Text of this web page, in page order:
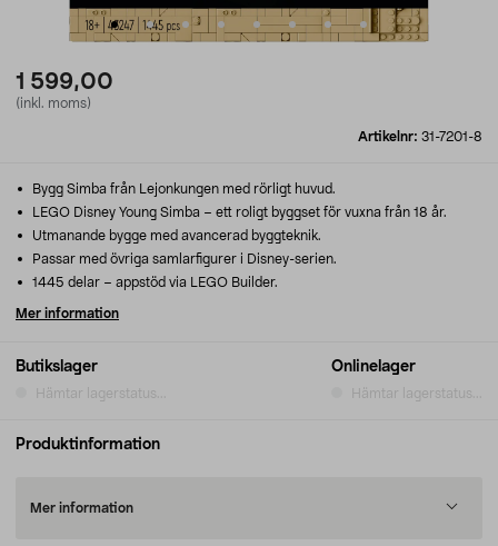
1 599,00
(inkl. moms)
Artikelnr: 31-7201-8
Butikslager
Hämtar lagerstatus...
Onlinelager
Hämtar lagerstatus...
Bygg Simba från Lejonkungen med rörligt huvud.
LEGO Disney Young Simba – ett roligt byggset för vuxna från 18 år.
Utmanande bygge med avancerad byggteknik.
Passar med övriga samlarfigurer i Disney-serien.
1445 delar – appstöd via LEGO Builder.
Mer information
Produktinformation
Mer information